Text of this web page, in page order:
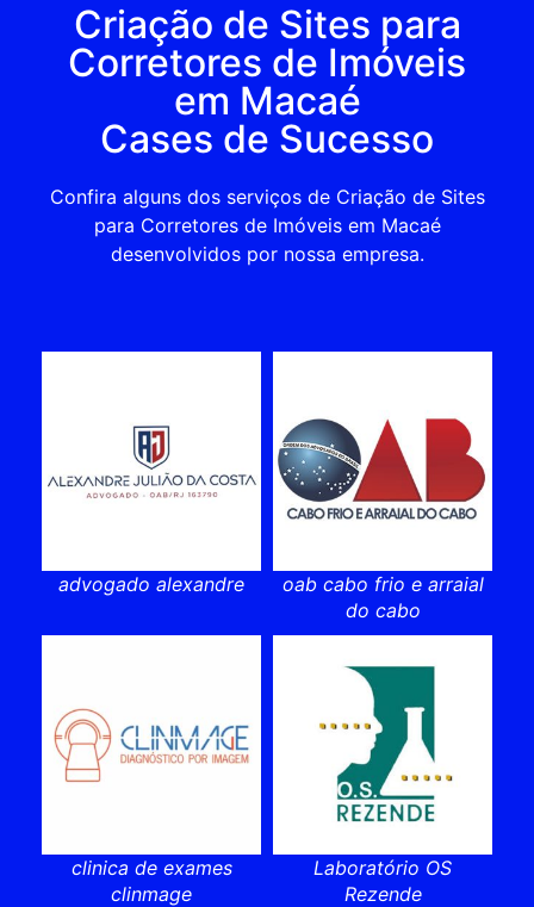
Criação de Sites para
Corretores de Imóveis
em Macaé
Cases de Sucesso
Confira alguns dos serviços de Criação de Sites
para Corretores de Imóveis em Macaé
desenvolvidos por nossa empresa.
advogado alexandre
oab cabo frio e arraial
do cabo
clinica de exames
clinmage
Laboratório OS
Rezende